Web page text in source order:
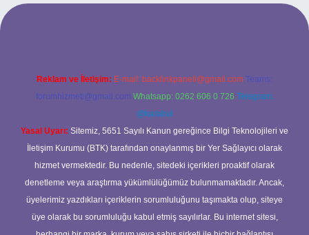
casino
Reklam ve İletişim: E-mail: backlinkpaneli@gmail.com Teams:
forumhizmeti@gmail.com Whatsapp: 0262 606 0 726 Telegram:
@karabul
Yasal Uyarı: Sitemiz, 5651 Sayılı Kanun gereğince Bilgi Teknolojileri ve
İletişim Kurumu (BTK) tarafından onaylanmış bir Yer Sağlayıcı olarak
hizmet vermektedir. Bu nedenle, sitedeki içerikleri proaktif olarak
denetleme veya araştırma yükümlülüğümüz bulunmamaktadır. Ancak,
üyelerimiz yazdıkları içeriklerin sorumluluğunu taşımakta olup, siteye
üye olarak bu sorumluluğu kabul etmiş sayılırlar. Bu internet sitesi,